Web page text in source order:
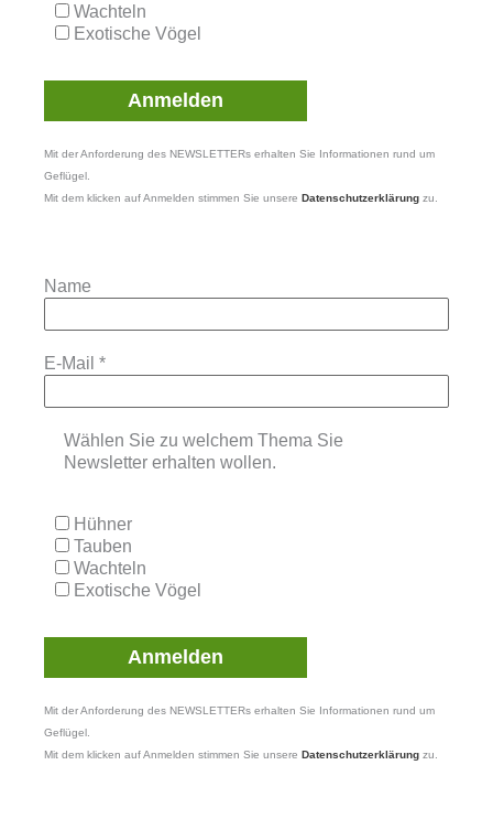
Wachteln
Exotische Vögel
Mit der Anforderung des NEWSLETTERs erhalten Sie Informationen rund um
Geflügel.
Mit dem klicken auf Anmelden stimmen Sie unsere Datenschutzerklärung zu.
Name
E-Mail *
Wählen Sie zu welchem Thema Sie
Newsletter erhalten wollen.
Hühner
Tauben
Wachteln
Exotische Vögel
Mit der Anforderung des NEWSLETTERs erhalten Sie Informationen rund um
Geflügel.
Mit dem klicken auf Anmelden stimmen Sie unsere Datenschutzerklärung zu.